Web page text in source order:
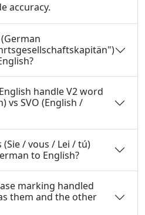
accuracy.
handle V2 word
vs SVO (English /
/ vous / Lei / tú)
to English?
marking handled
them and the other